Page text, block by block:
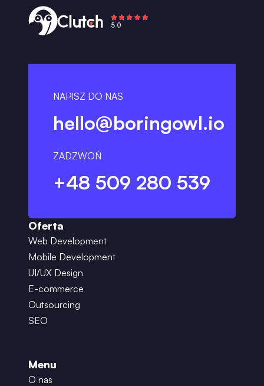
NAPISZ DO NAS
hello@boringowl.io
ZADZWOŃ
+48 509 280 539
Oferta
Web Development
Mobile Development
UI/UX Design
E-commerce
Outsourcing
SEO
Menu
O nas